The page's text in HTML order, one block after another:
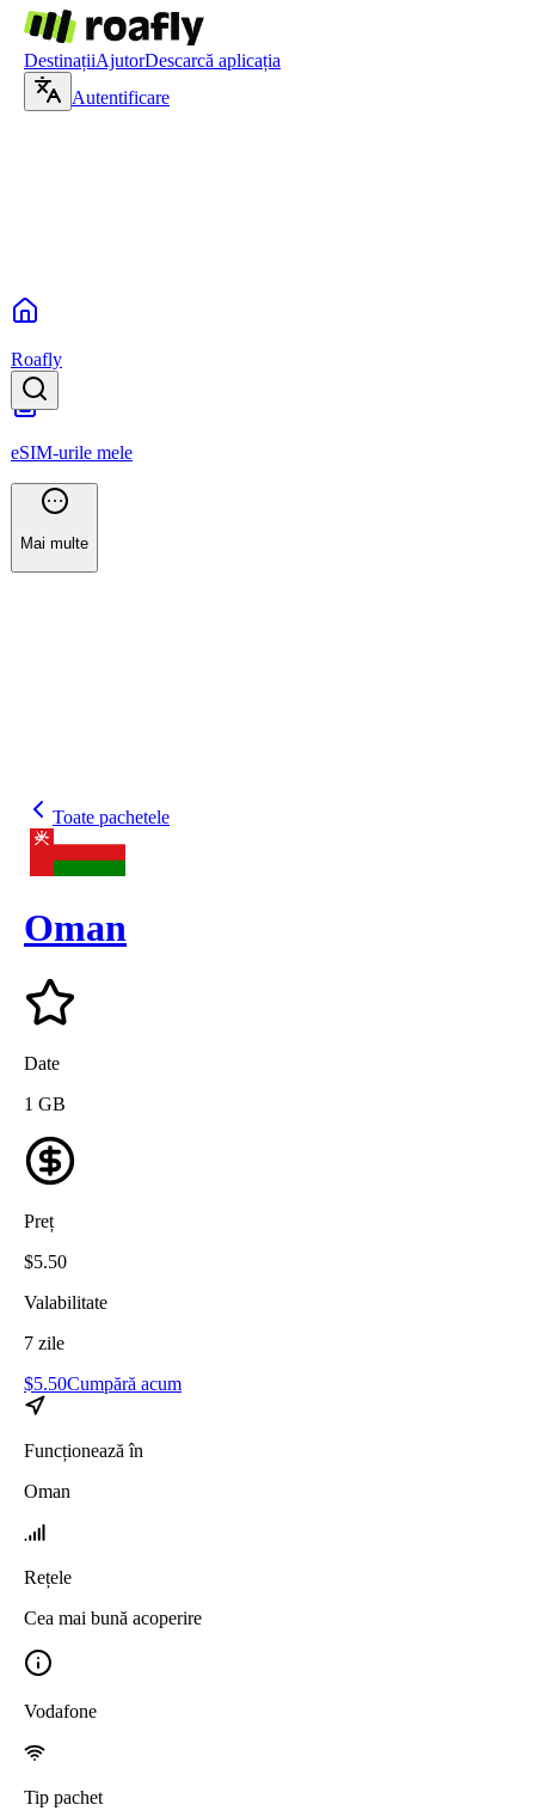
DestinațiiAjutorDescarcă aplicația
Autentificare
Roafly
eSIM-urile mele
Mai multe
Toate pachetele
Oman
Date
1 GB
Preț
$5.50
Valabilitate
7 zile
$5.50Cumpără acum
Funcționează în
Oman
Rețele
Cea mai bună acoperire
Vodafone
Tip pachet